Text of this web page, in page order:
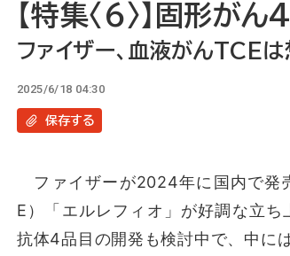
【特集〈6〉】固形が
ファイザー、血液がんTCE
2025/6/18 04:30
保存する
ファイザーが2024年に国内で発
E）「エルレフィオ」が好調な立
抗体4品目の開発も検討中で、中に